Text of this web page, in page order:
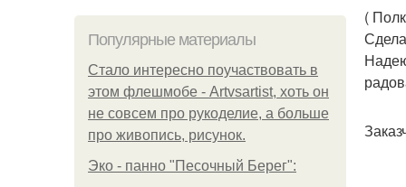
Популярные материалы
Стало интересно поучаствовать в
этом флешмобе - Artvsartist, хоть он
не совсем про рукоделие, а больше
про живопись, рисунок.
Эко - панно "Песочный Берег":
(